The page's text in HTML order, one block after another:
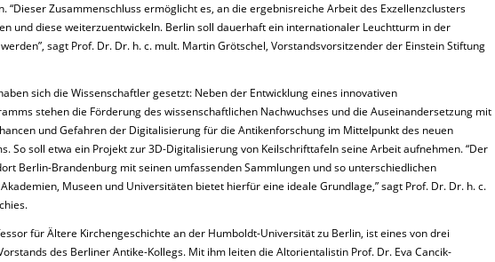
“Dieser Zusammenschluss ermöglicht es, an die ergebnisreiche Arbeit des Exzellenzclusters
und diese weiterzuentwickeln. Berlin soll dauerhaft ein internationaler Leuchtturm in der
sagt Prof. Dr. Dr. h. c. mult. Martin Grötschel, Vorstandsvorsitzender der Einstein Stiftung
sich die Wissenschaftler gesetzt: Neben der Entwicklung eines innovativen
stehen die Förderung des wissenschaftlichen Nachwuchses und die Auseinandersetzung mit
und Gefahren der Digitalisierung für die Antikenforschung im Mittelpunkt des neuen
So soll etwa ein Projekt zur 3D-Digitalisierung von Keilschrifttafeln seine Arbeit aufnehmen. “Der
Berlin-Brandenburg mit seinen umfassenden Sammlungen und so unterschiedlichen
Museen und Universitäten bietet hierfür eine ideale Grundlage,” sagt Prof. Dr. Dr. h. c.
für Ältere Kirchengeschichte an der Humboldt-Universität zu Berlin, ist eines von drei
des Berliner Antike-Kollegs. Mit ihm leiten die Altorientalistin Prof. Dr. Eva Cancik-